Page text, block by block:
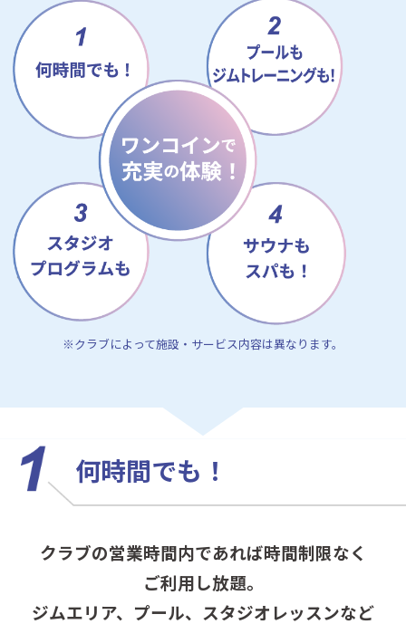
※クラブによって施設・サービス内容は異なります。
何時間でも！
クラブの営業時間内であれば時間制限なく
ご利用し放題。
ジムエリア、プール、スタジオレッスンなど